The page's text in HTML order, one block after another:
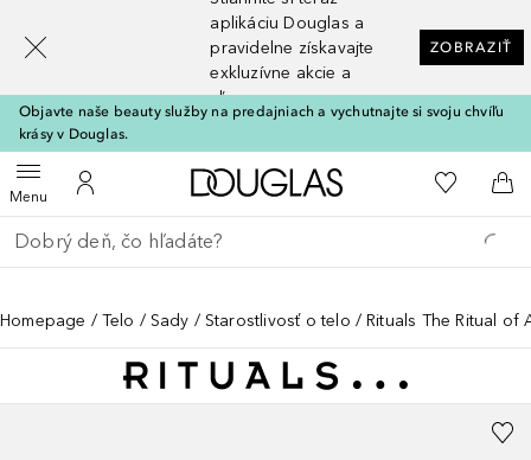
aplikáciu Douglas a
pravidelne získavajte
exkluzívne akcie a
zľavy
ZOBRAZIŤ
Objavte naše beauty služby na predajniach a vychutnajte si svoju chvíľu
krásy v Douglas.
MenuOtvoriť menuDo môjho účtu
Domov Do môjho
Do
Choď späť
Vykonajte vyhľadávanie
Homepage Telo Sady Starostlivosť o telo Rituals The Ritual of
[navigation.slideout.screenreader]